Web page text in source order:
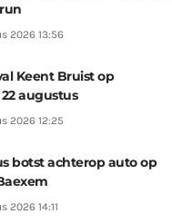
2026 13:56
Keent Bruist op
augustus
2026 12:25
botst achterop auto op
2026 14:11